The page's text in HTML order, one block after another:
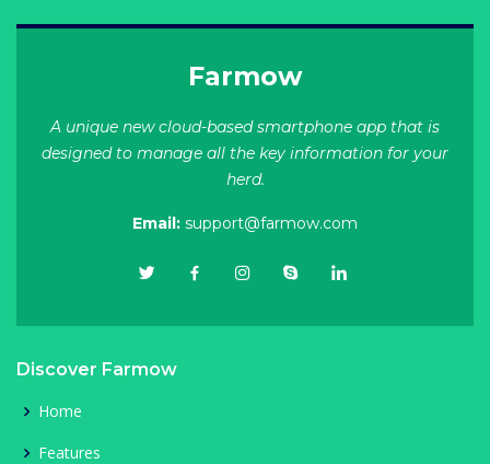
Farmow
A unique new cloud-based smartphone app that is
designed to manage all the key information for your
herd.
Email: support@farmow.com
Discover Farmow
Home
Features